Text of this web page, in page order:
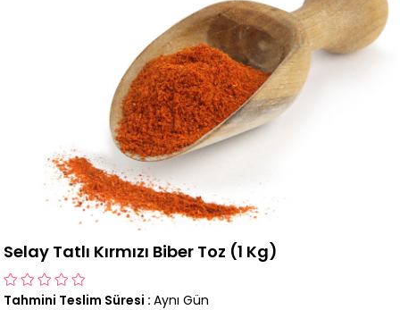
Selay Tatlı Kırmızı Biber Toz (1 Kg)
Tahmini Teslim Süresi : Aynı Gün